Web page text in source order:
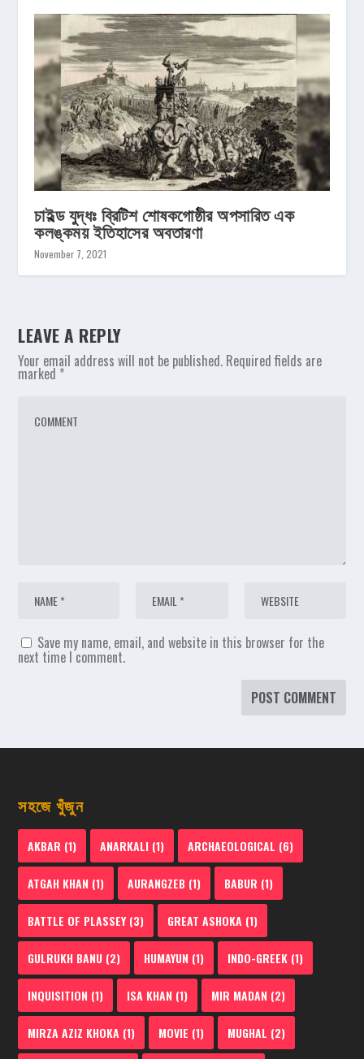
চাইল্ড যুদ্ধঃ ব্রিটিশ শোষকগোষ্ঠীর অপসারিত এক
কলঙ্কময় ইতিহাসের অবতারণা
November 7, 2021
LEAVE A REPLY
Your email address will not be published. Required fields are
marked *
Save my name, email, and website in this browser for the
next time I comment.
সহজে খুঁজুন
AKBAR (1) ANARKALI (1) ARCHAEOLOGICAL (6)
ATGAH KHAN (1) AURANGZEB (1) BABUR (1)
BATTLE OF PLASSEY(3) GREAT ASHOKA (1)
GULRUKH BANU (2) HUMAYUN (1) INDO-GREEK (1)
INQUISITION (1) ISA KHAN (1) MIR MADAN (2)
MIRZA AZIZ KHOKA (1) MOVIE (1) MUGHAL (2)